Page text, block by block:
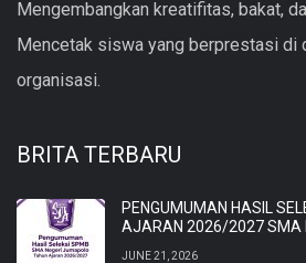
Mengembangkan kreatifitas, bakat,
Mencetak siswa yang berprestasi di
organisasi.
BRITA TERBARU
PENGUMUMAN HASIL
AJARAN 2026/2027 SMA
JUNE 21, 2026